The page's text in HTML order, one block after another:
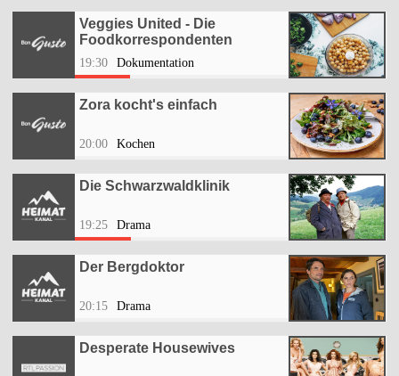
Veggies United - Die
Foodkorrespondenten
19:30 Dokumentation
Zora kocht's einfach
20:00 Kochen
Die Schwarzwaldklinik
19:25 Drama
Der Bergdoktor
20:15 Drama
Desperate Housewives